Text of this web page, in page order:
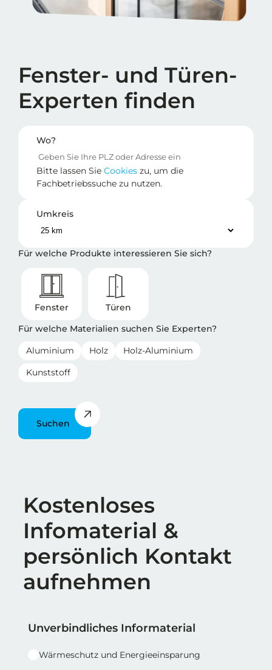
Fenster- und Türen-
Experten finden
Wo?
Bitte lassen Sie Cookies zu, um die
Fachbetriebssuche zu nutzen.
Umkreis
Für welche Produkte interessieren Sie sich?
Fenster
Türen
Für welche Materialien suchen Sie Experten?
Aluminium Holz
Holz-Aluminium
Kunststoff
Suchen
Überschrift
Kostenloses
Infomaterial &
persönlich Kontakt
aufnehmen
Reihe 1
Reihe 1 | Spalte 1
Unverbindliches Informaterial
Wärmeschutz und Energieeinsparung